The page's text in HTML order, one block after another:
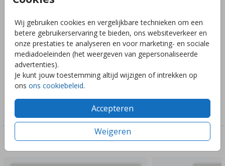
Wij gebruiken cookies en vergelijkbare technieken om een
betere gebruikerservaring te bieden, ons websiteverkeer en
onze prestaties te analyseren en voor marketing- en sociale
mediadoeleinden (het weergeven van gepersonaliseerde
advertenties).
Je kunt jouw toestemming altijd wijzigen of intrekken op
ons ons cookiebeleid.
Accepteren
Weigeren
(acryl) en is 2mm dik. Doordat het kaartje transparant is, kun
je alleen 1 kant van het kaartje bedrukken. Dit kaartje staat
nu in geheel in wit, maar je kunt gemakkelijk een kleur
toevoegen! Achtergrondkleur is niet aan te raden.
Toon meer
Collectie
Deze ontwerpen vind je misschien ook leuk